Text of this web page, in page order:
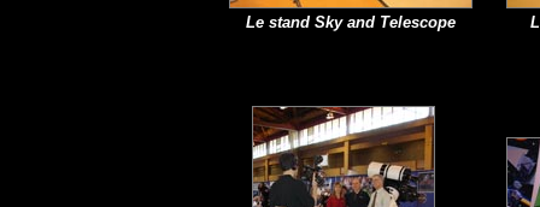
Le stand Sky and Telescope